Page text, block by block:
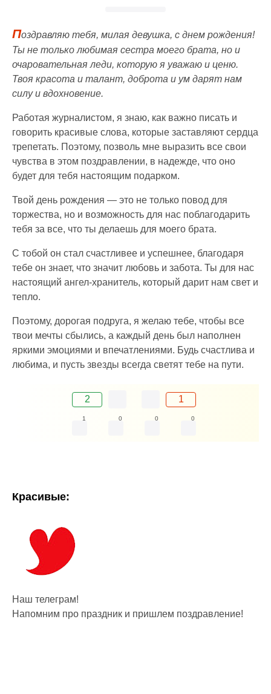
Поздравляю тебя, милая девушка, с днем рождения!
Ты не только любимая сестра моего брата, но и
очаровательная леди, которую я уважаю и ценю.
Твоя красота и талант, доброта и ум дарят нам
силу и вдохновение.
Работая журналистом, я знаю, как важно писать и
говорить красивые слова, которые заставляют сердца
трепетать. Поэтому, позволь мне выразить все свои
чувства в этом поздравлении, в надежде, что оно
будет для тебя настоящим подарком.
Твой день рождения — это не только повод для
торжества, но и возможность для нас поблагодарить
тебя за все, что ты делаешь для моего брата.
С тобой он стал счастливее и успешнее, благодаря
тебе он знает, что значит любовь и забота. Ты для нас
настоящий ангел-хранитель, который дарит нам свет и
тепло.
Поэтому, дорогая подруга, я желаю тебе, чтобы все
твои мечты сбылись, а каждый день был наполнен
яркими эмоциями и впечатлениями. Будь счастлива и
любима, и пусть звезды всегда светят тебе на пути.
2 1
1 0 0 0
Красивые:
Наш телеграм!
Напомним про праздник и пришлем поздравление!